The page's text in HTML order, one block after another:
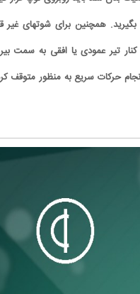
همچنین برای شوتهای غیر
تیر عمودی یا افقی به سمت
حرکات سریع به منظور متوقف